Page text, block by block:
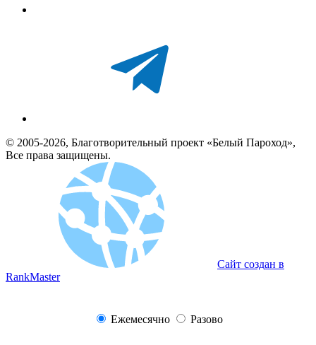
© 2005-2026, Благотворительный проект «Белый Пароход»,
Все права защищены.
Сайт создан в
RankMaster
Ежемесячно Разово